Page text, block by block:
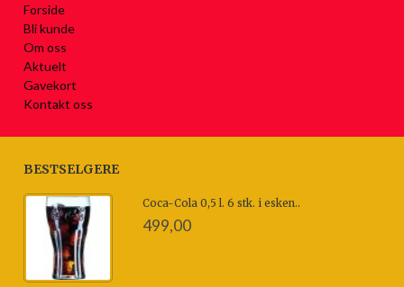
Forside
Bli kunde
Om oss
Aktuelt
Gavekort
Kontakt oss
BESTSELGERE
Coca-Cola 0,5 l. 6 stk. i esken..
499,00